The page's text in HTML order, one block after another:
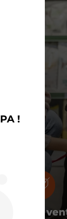
Conseil
!